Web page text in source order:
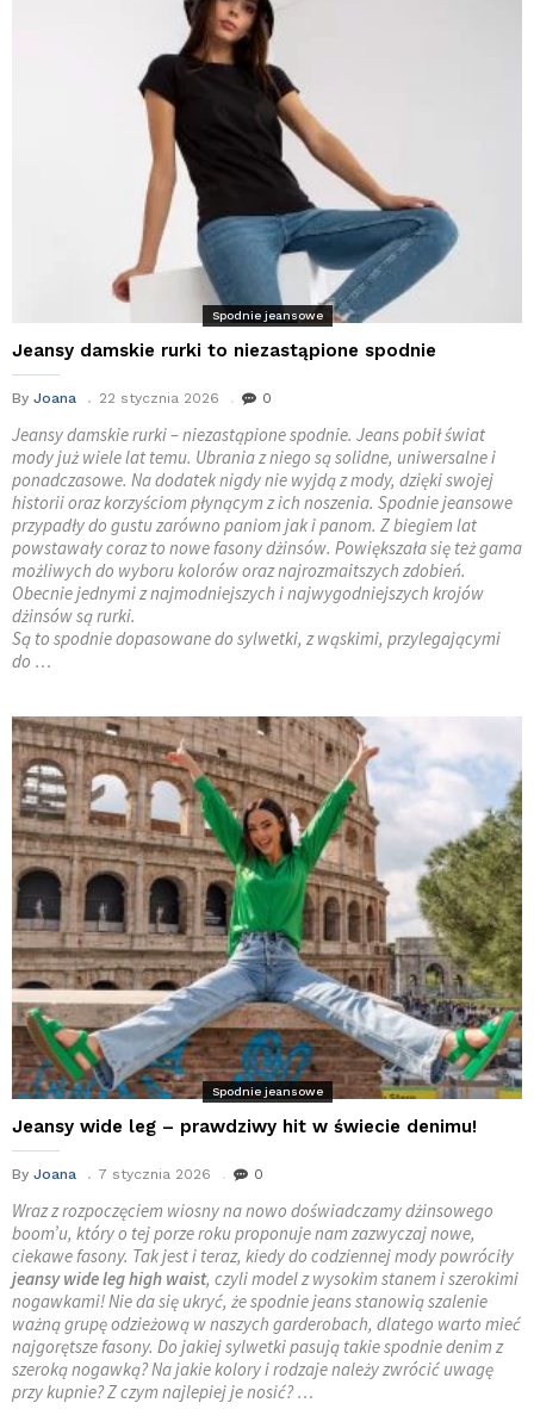
Spodnie jeansowe
Jeansy damskie rurki to niezastąpione spodnie
By Joana 22 stycznia 2026 0
Jeansy damskie rurki – niezastąpione spodnie. Jeans pobił świat
mody już wiele lat temu. Ubrania z niego są solidne, uniwersalne i
ponadczasowe. Na dodatek nigdy nie wyjdą z mody, dzięki swojej
historii oraz korzyściom płynącym z ich noszenia. Spodnie jeansowe
przypadły do gustu zarówno paniom jak i panom. Z biegiem lat
powstawały coraz to nowe fasony dżinsów. Powiększała się też gama
możliwych do wyboru kolorów oraz najrozmaitszych zdobień.
Obecnie jednymi z najmodniejszych i najwygodniejszych krojów
dżinsów są rurki.
Są to spodnie dopasowane do sylwetki, z wąskimi, przylegającymi
do …
Spodnie jeansowe
Jeansy wide leg – prawdziwy hit w świecie denimu!
By Joana 7 stycznia 2026 0
Wraz z rozpoczęciem wiosny na nowo doświadczamy dżinsowego
boom’u, który o tej porze roku proponuje nam zazwyczaj nowe,
ciekawe fasony. Tak jest i teraz, kiedy do codziennej mody powróciły
jeansy wide leg high waist, czyli model z wysokim stanem i szerokimi
nogawkami! Nie da się ukryć, że spodnie jeans stanowią szalenie
ważną grupę odzieżową w naszych garderobach, dlatego warto mieć
najgorętsze fasony. Do jakiej sylwetki pasują takie spodnie denim z
szeroką nogawką? Na jakie kolory i rodzaje należy zwrócić uwagę
przy kupnie? Z czym najlepiej je nosić? …